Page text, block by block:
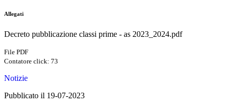
Allegati
Decreto pubblicazione classi prime - as 2023_2024.pdf
File PDF
Contatore click: 73
Notizie
Pubblicato il 19-07-2023